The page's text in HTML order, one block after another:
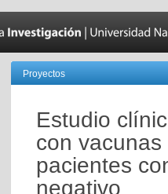
Proyectos
Estudio
con
pacientes
negativo